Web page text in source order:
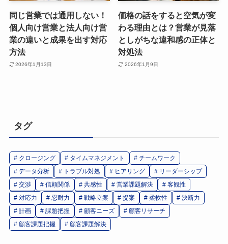
同じ営業では通用しない！
個人向け営業と法人向け営
業の違いと成果を出す対応
方法
2026年1月13日
価格の話をすると空気が変
わる理由とは？営業が見落
としがちな違和感の正体と
対処法
2026年1月9日
タグ
クロージング タイムマネジメント
チームワーク
データ分析
トラブル対処 ヒアリング
リーダーシップ
交渉
信頼関係 共感性 営業課題解決
客観性
対応力
忍耐力 戦略立案 提案 柔軟性
決断力
計画
課題把握 顧客ニーズ
顧客リサーチ
顧客課題把握
顧客課題解決